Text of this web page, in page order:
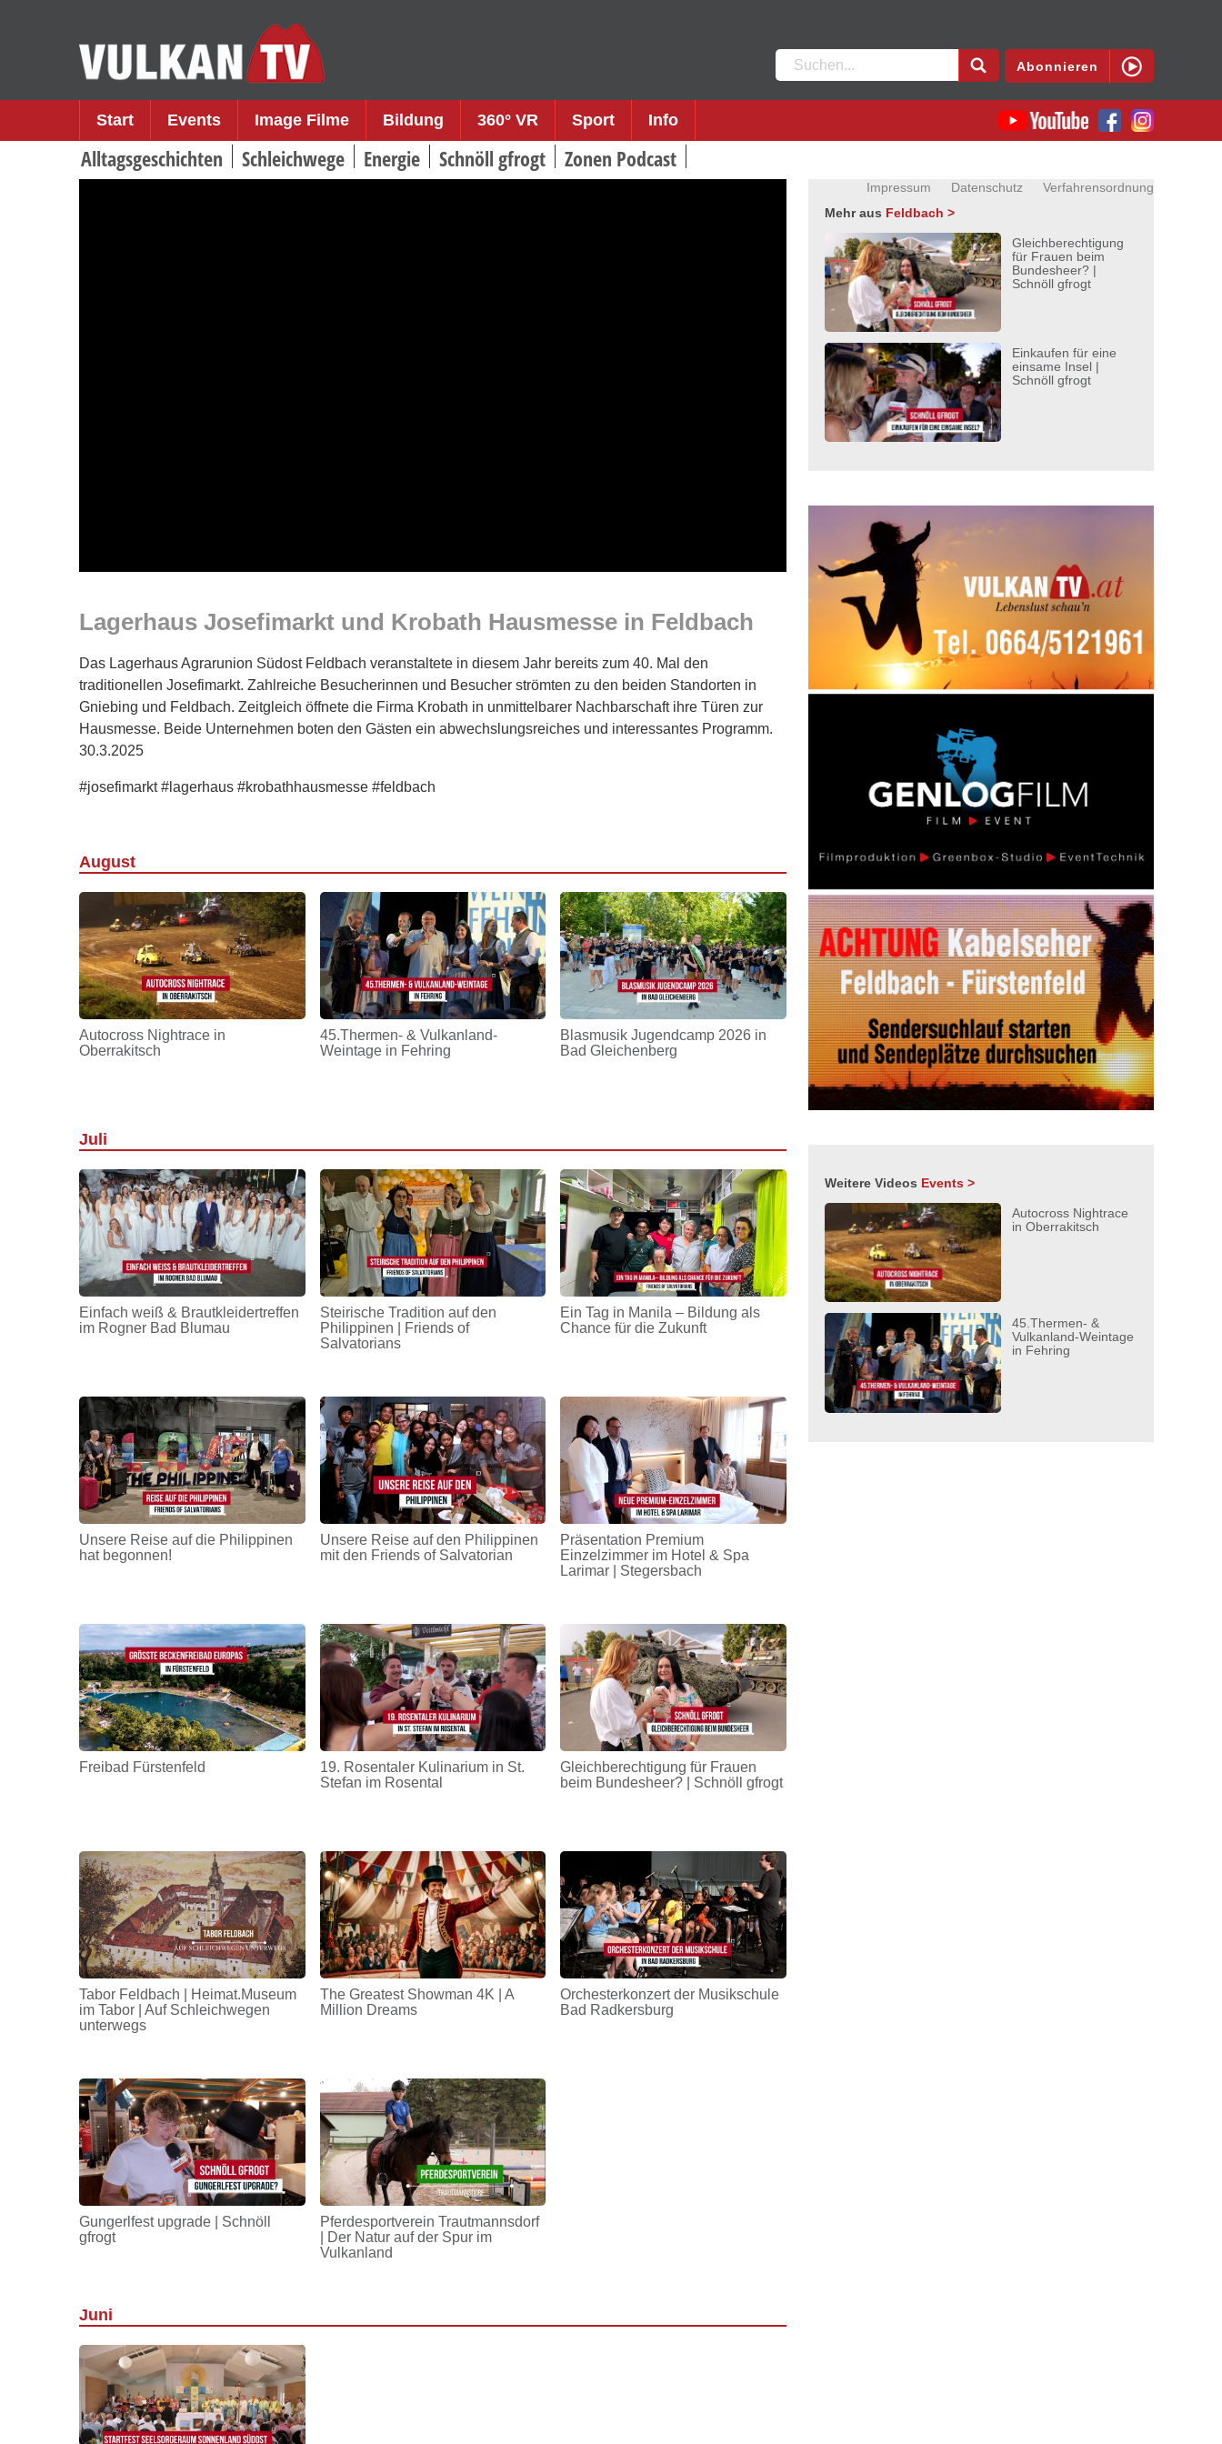
Suchen
nach:
Abonnieren
Start Events Image Filme Bildung 360° VR Sport Info
Alltagsgeschichten Schleichwege Energie Schnöll gfrogt Zonen Podcast
Lagerhaus Josefimarkt und Krobath Hausmesse in Feldbach
Das Lagerhaus Agrarunion Südost Feldbach veranstaltete in diesem Jahr bereits zum 40. Mal den
traditionellen Josefimarkt. Zahlreiche Besucherinnen und Besucher strömten zu den beiden Standorten in
Gniebing und Feldbach. Zeitgleich öffnete die Firma Krobath in unmittelbarer Nachbarschaft ihre Türen zur
Hausmesse. Beide Unternehmen boten den Gästen ein abwechslungsreiches und interessantes Programm.
30.3.2025
#josefimarkt #lagerhaus #krobathhausmesse #feldbach
August
Autocross Nightrace in
Oberrakitsch
45.Thermen- & Vulkanland-
Weintage in Fehring
Blasmusik Jugendcamp 2026 in
Bad Gleichenberg
Juli
Einfach weiß & Brautkleidertreffen
im Rogner Bad Blumau
Steirische Tradition auf den
Philippinen | Friends of
Salvatorians
Ein Tag in Manila – Bildung als
Chance für die Zukunft
Unsere Reise auf die Philippinen
hat begonnen!
Unsere Reise auf den Philippinen
mit den Friends of Salvatorian
Präsentation Premium
Einzelzimmer im Hotel & Spa
Larimar | Stegersbach
Freibad Fürstenfeld
19. Rosentaler Kulinarium in St.
Stefan im Rosental
Gleichberechtigung für Frauen
beim Bundesheer? | Schnöll gfrogt
Tabor Feldbach | Heimat.Museum
im Tabor | Auf Schleichwegen
unterwegs
The Greatest Showman 4K | A
Million Dreams
Orchesterkonzert der Musikschule
Bad Radkersburg
Gungerlfest upgrade | Schnöll
gfrogt
Pferdesportverein Trautmannsdorf
| Der Natur auf der Spur im
Vulkanland
Juni
Impressum Datenschutz
Verfahrensordnung
Mehr aus Feldbach >
Gleichberechtigung
für Frauen beim
Bundesheer? |
Schnöll gfrogt
Einkaufen für eine
einsame Insel |
Schnöll gfrogt
Weitere Videos Events >
Autocross Nightrace
in Oberrakitsch
45.Thermen- &
Vulkanland-Weintage
in Fehring